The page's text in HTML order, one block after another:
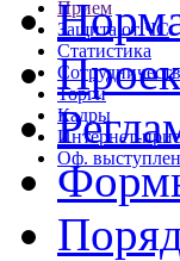
Прием
Защита от ЧС
Статистика
Торги
Кадры
Интернет-
Оф.